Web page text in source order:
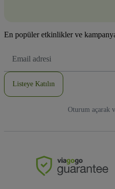
En popüler etkinlikler ve
posta
Listeye Katılın
Oturum açarak